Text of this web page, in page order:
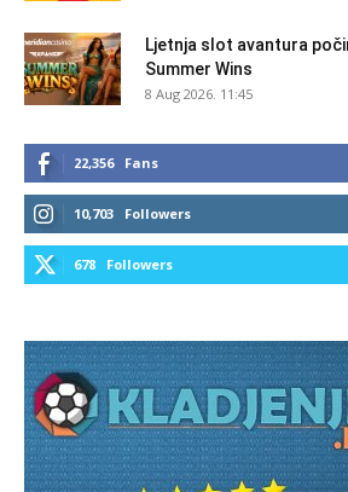
Ljetnja slot avantura
Summer Wins
8 Aug 2026. 11:45
22,356 Fans
10,703 Followers
678 Followers